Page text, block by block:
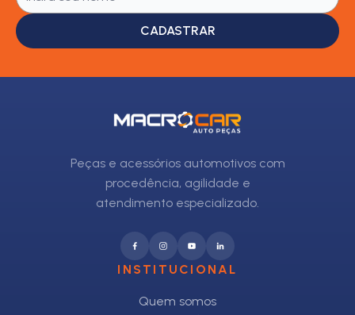
CADASTRAR
Peças e acessórios automotivos com
procedência, agilidade e
atendimento especializado.
INSTITUCIONAL
Quem somos